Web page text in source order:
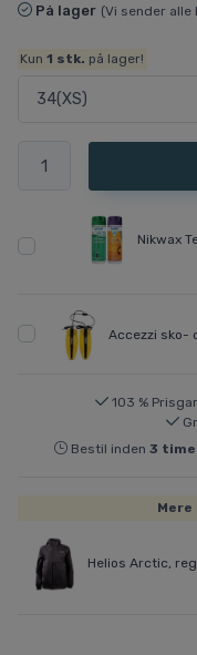
På lager (Vi sender alle
Kun1 stk. på lager!
Nikwax
Accezzi sko-
103 %
Bestil inden3
Helios Arctic,